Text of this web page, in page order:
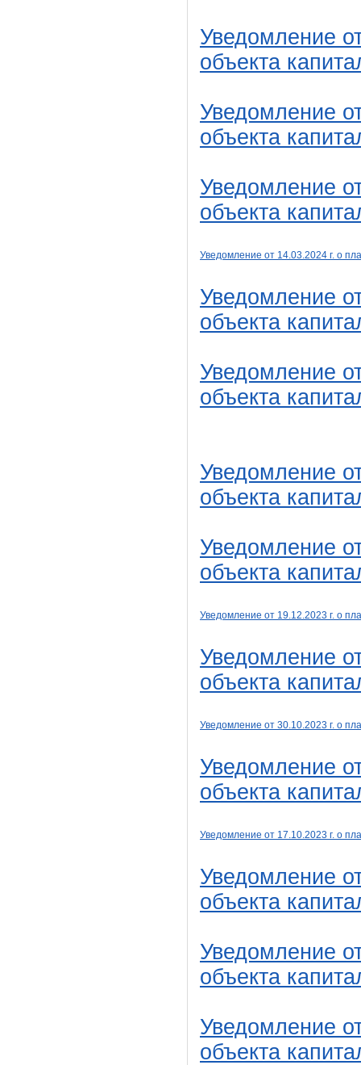
Уведомление
объекта
Уведомление
объекта
Уведомление
объекта
Уведомление от 14 .03 .2024 г. о
Уведомление
объекта
Уведомление
объекта
Уведомление
объекта
Уведомление
объекта
Уведомление от 19 .12 .2023 г. о
Уведомление
объекта
Уведомление от 30 .10 .2023 г. о
Уведомление
объекта
Уведомление от 17 .10 .2023 г. о
Уведомление
объекта
Уведомление
объекта
Уведомление
объекта